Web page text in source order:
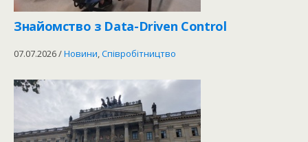
Знайомство з Data-Driven Control
07.07.2026/Новини,Співробітництво